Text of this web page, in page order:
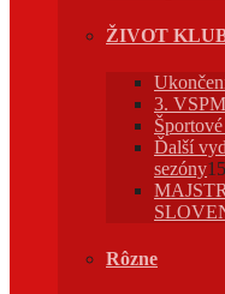
ŽIVOT
3.
Ďalší
sezóny
Rôzne